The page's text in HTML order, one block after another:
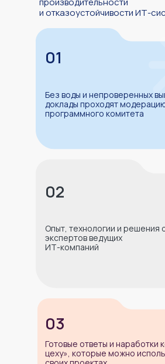
Опыт, технологии и решения
экспертов ведущих
ИТ-компаний
02
01
03
Готовые ответы и наработки
цеху», которые можно
Без воды и непроверенных
доклады проходят
программного комитета
и отказоустойчивости ИТ-
Спикеры текущей